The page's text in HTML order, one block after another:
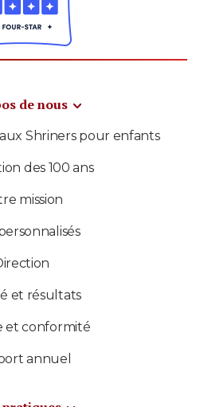
de nous
Shriners pour enfants
des 100 ans
mission
et résultats
et conformité
annuel